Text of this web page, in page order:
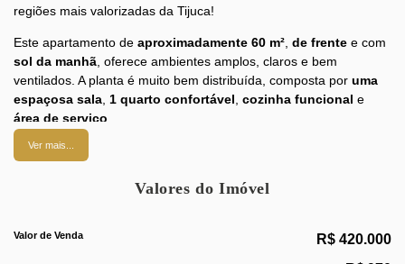
regiões mais valorizadas da Tijuca!
Este apartamento de aproximadamente 60 m² de frente e com
sol da manhã , oferece ambientes amplos, claros e bem
ventilados. A planta é muito bem distribuída, composta por uma
espaçosa sala 1 quarto confortável cozinha funcional e
área de serviço
A localização é um dos grandes diferenciais: situado a apenas
proporciona fácil mobilidade para diversas regiões da cidade.
academias, escolas, hospitais e uma grande variedade de
Ver mais...
Valores do Imóvel
R$ 420.000
Valor de Venda